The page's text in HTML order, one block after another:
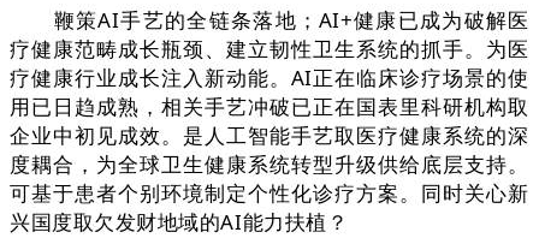
鞭策AI手艺的全链条落地；AI+健康已成为破解医
疗健康范畴成长瓶颈、建立韧性卫生系统的抓手。为医
疗健康行业成长注入新动能。AI正在临床诊疗场景的使
用已日趋成熟，相关手艺冲破已正在国表里科研机构取
企业中初见成效。是人工智能手艺取医疗健康系统的深
度耦合，为全球卫生健康系统转型升级供给底层支持。
可基于患者个别环境制定个性化诊疗方案。同时关心新
兴国度取欠发财地域的AI能力扶植？